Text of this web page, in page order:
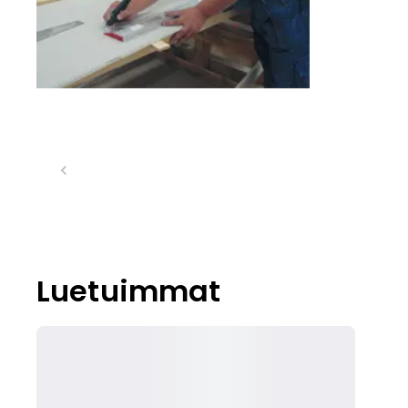
Luetuimmat